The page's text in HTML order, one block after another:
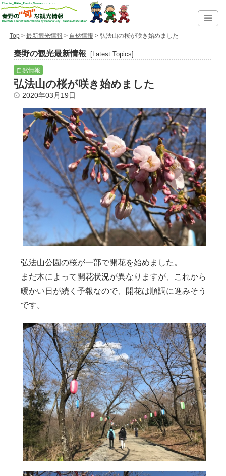
Top> 最新観光情報 > 自然情報 > 弘法山の桜が咲き始めました
秦野の観光最新情報 [Latest Topics]
自然情報
弘法山の桜が咲き始めました
2020年03月19日
弘法山公園の桜が一部で開花を始めました。
まだ木によって開花状況が異なりますが、これから
暖かい日が続く予報なので、開花は順調に進みそう
です。